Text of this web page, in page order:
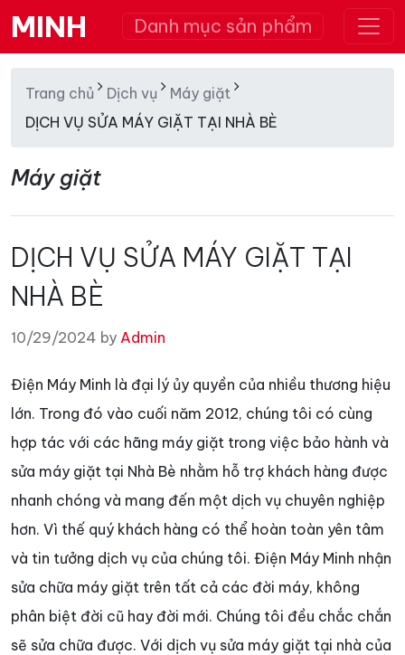
MINH Danh mục sản phẩm
Trang chủ Dịch vụ
Máy giặt
DỊCH VỤ SỬA MÁY GIẶT TẠI NHÀ BÈ
Máy giặt
DỊCH VỤ SỬA MÁY GIẶT TẠI
NHÀ BÈ
10/29/2024 by Admin
Điện Máy Minh là đại lý ủy quyền của nhiều thương hiệu
lớn. Trong đó vào cuối năm 2012, chúng tôi có cùng
hợp tác với các hãng máy giặt trong việc bảo hành và
sửa máy giặt tại Nhà Bè nhằm hỗ trợ khách hàng được
nhanh chóng và mang đến một dịch vụ chuyên nghiệp
hơn. Vì thế quý khách hàng có thể hoàn toàn yên tâm
và tin tưởng dịch vụ của chúng tôi. Điện Máy Minh nhận
sửa chữa máy giặt trên tất cả các đời máy, không
phân biệt đời cũ hay đời mới. Chúng tôi đều chắc chắn
sẽ sửa chữa được. Với dịch vụ sửa máy giặt tại nhà của